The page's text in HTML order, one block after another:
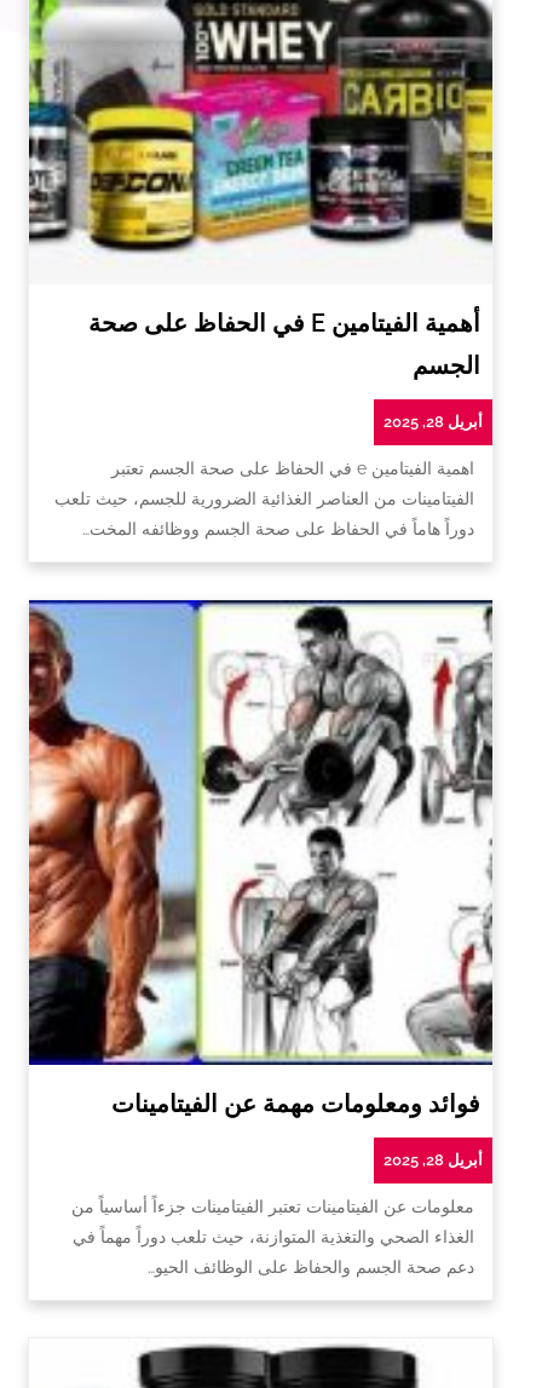
أهمية الفيتامين E في الحفاظ على صحة
الجسم
أبريل 28, 2025
اهمية الفيتامين e في الحفاظ على صحة الجسم تعتبر
الفيتامينات من العناصر الغذائية الضرورية للجسم، حيث تلعب
دوراً هاماً في الحفاظ على صحة الجسم ووظائفه المخت…
فوائد ومعلومات مهمة عن الفيتامينات
أبريل 28, 2025
معلومات عن الفيتامينات تعتبر الفيتامينات جزءاً أساسياً من
الغذاء الصحي والتغذية المتوازنة، حيث تلعب دوراً مهماً في
دعم صحة الجسم والحفاظ على الوظائف الحيو…